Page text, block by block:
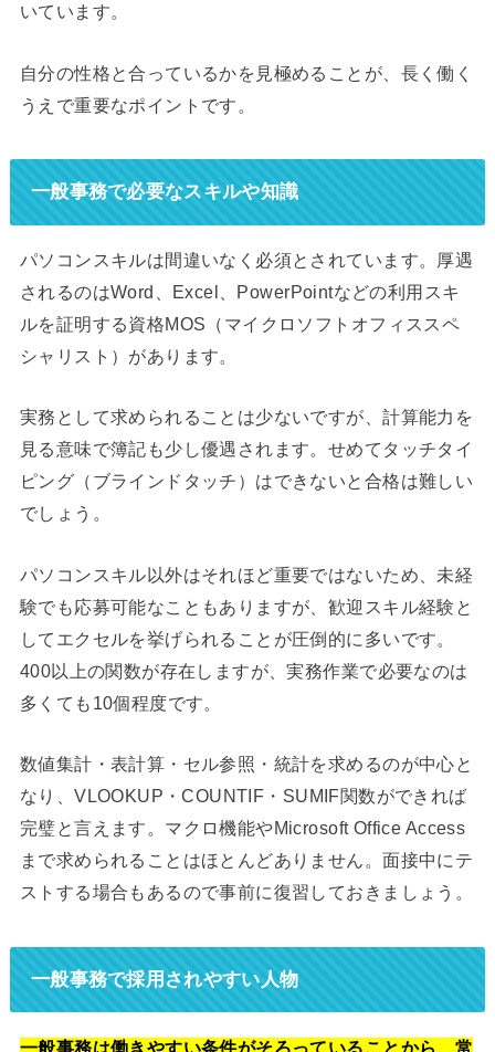
いています。
自分の性格と合っているかを見極めることが、長く働く
うえで重要なポイントです。
一般事務で必要なスキルや知識
パソコンスキルは間違いなく必須とされています。厚遇
されるのはWord、Excel、PowerPointなどの利用スキ
ルを証明する資格MOS（マイクロソフトオフィススペ
シャリスト）があります。
実務として求められることは少ないですが、計算能力を
見る意味で簿記も少し優遇されます。せめてタッチタイ
ピング（ブラインドタッチ）はできないと合格は難しい
でしょう。
パソコンスキル以外はそれほど重要ではないため、未経
験でも応募可能なこともありますが、歓迎スキル経験と
してエクセルを挙げられることが圧倒的に多いです。
400以上の関数が存在しますが、実務作業で必要なのは
多くても10個程度です。
数値集計・表計算・セル参照・統計を求めるのが中心と
なり、VLOOKUP・COUNTIF・SUMIF関数ができれば
完璧と言えます。マクロ機能やMicrosoft Office Access
まで求められることはほとんどありません。面接中にテ
ストする場合もあるので事前に復習しておきましょう。
一般事務で採用されやすい人物
一般事務は働きやすい条件がそろっていることから、常